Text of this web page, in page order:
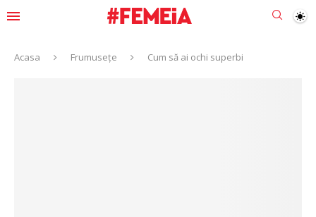
Acasa Frumusețe Cum să ai ochi superbi